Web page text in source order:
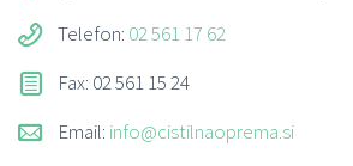
Telefon: 02 561 17 62
Fax: 02 561 15 24
Email: info@cistilnaoprema.si